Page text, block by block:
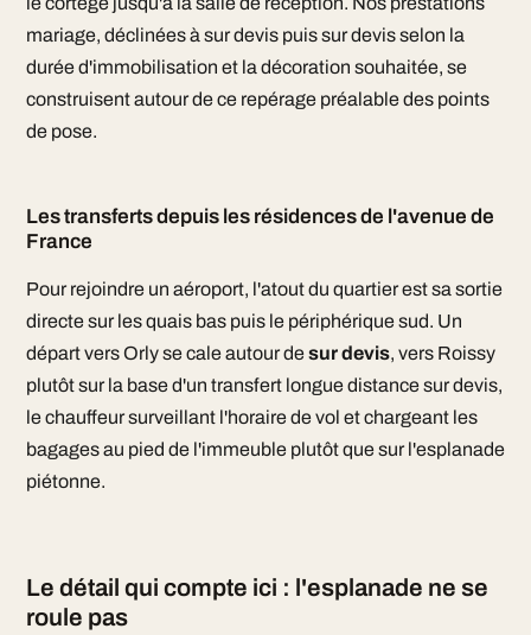
mariage, déclinées à sur devis puis sur devis selon la
durée d'immobilisation et la décoration souhaitée, se
construisent autour de ce repérage préalable des points
de pose.
Les transferts depuis les résidences de l'avenue de
France
Pour rejoindre un aéroport, l'atout du quartier est sa sortie
directe sur les quais bas puis le périphérique sud. Un
départ vers Orly se cale autour desur devis, vers Roissy
plutôt sur la base d'un transfert longue distance sur devis,
le chauffeur surveillant l'horaire de vol et chargeant les
bagages au pied de l'immeuble plutôt que sur l'esplanade
piétonne.
Le détail qui compte ici : l'esplanade ne se
roule pas